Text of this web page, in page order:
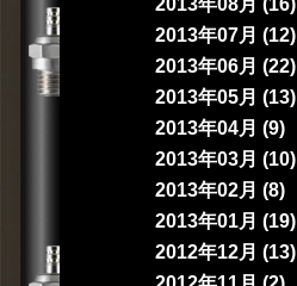
2013年08月 (16)
2013年07月 (12)
2013年06月 (22)
2013年05月 (13)
2013年04月 (9)
2013年03月 (10)
2013年02月 (8)
2013年01月 (19)
2012年12月 (13)